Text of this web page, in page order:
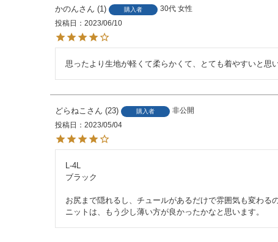
かのん 1 購入者 30代 女性
投稿日
2023/06/10
思ったより生地が軽くて柔らかくて、とても着やすいと
どらねこ 23 購入者
非公開
投稿日
2023/05/04
L-4L
ブラック
お尻まで隠れるし、チュールがあるだけで雰囲気も変わる